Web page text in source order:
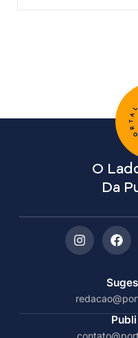
O
Da